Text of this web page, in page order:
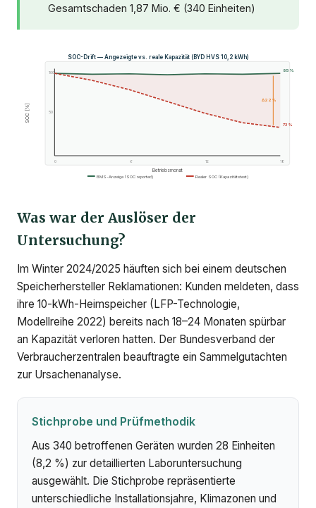
Gesamtschaden 1,87 Mio. € (340 Einheiten)
SOC-Drift — Angezeigte vs. reale Kapazität (BYD HVS 10,2 kWh)
Betriebsmonat
SOC [%]
95%
73%
Δ22%
0 6 12 18
100
50
BMS-Anzeige (SOC reported) Realer SOC (Kapazitätstest)
Was war der Auslöser der
Untersuchung?
Im Winter 2024/2025 häuften sich bei einem deutschen
Speicherhersteller Reklamationen: Kunden meldeten, dass
ihre 10-kWh-Heimspeicher (LFP-Technologie,
Modellreihe 2022) bereits nach 18–24 Monaten spürbar
an Kapazität verloren hatten. Der Bundesverband der
Verbraucherzentralen beauftragte ein Sammelgutachten
zur Ursachenanalyse.
Stichprobe und Prüfmethodik
Aus 340 betroffenen Geräten wurden 28 Einheiten
(8,2 %) zur detaillierten Laboruntersuchung
ausgewählt. Die Stichprobe repräsentierte
unterschiedliche Installationsjahre, Klimazonen und